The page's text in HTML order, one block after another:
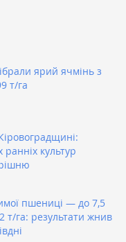
ярий ячмінь з
т/га
ранніх культур
пшениці — до 7,5
т/га: результати жнив